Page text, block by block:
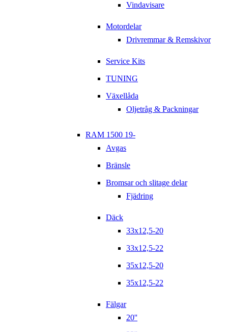
Vindavisare
Motordelar
Drivremmar & Remskivor
Service Kits
TUNING
Växellåda
Oljetråg & Packningar
RAM 1500 19-
Avgas
Bränsle
Bromsar och slitage delar
Fjädring
Däck
33x12,5-20
33x12,5-22
35x12,5-20
35x12,5-22
Fälgar
20''